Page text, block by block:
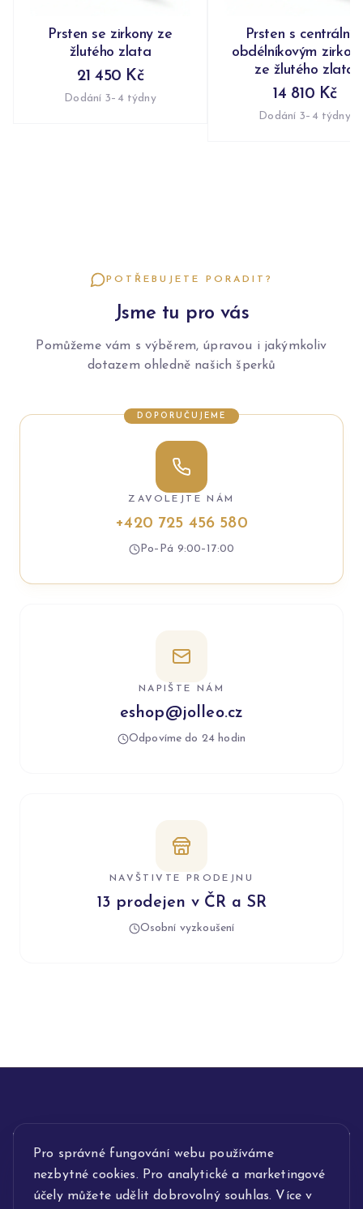
Pro správné fungování webu používáme
nezbytné cookies. Pro analytické a marketingové
účely můžete udělit dobrovolný souhlas. Více v
Prsten se zirkony ze
žlutého zlata
21 450 Kč
Dodání 3–4 týdny
Prsten s
obdélníkovým
ze žlutého zlata
14 810 Kč
Dodání 3–4 týdny
POTŘEBUJETE PORADIT?
Jsme tu pro vás
Pomůžeme vám s výběrem, úpravou i jakýmkoliv
dotazem ohledně našich šperků
DOPORUČUJEME
ZAVOLEJTE NÁM
+420 725 456 580
Po–Pá 9:00–17:00
NAPIŠTE NÁM
eshop@jolleo.cz
Odpovíme do 24 hodin
NAVŠTIVTE PRODEJNU
13 prodejen v ČR a SR
Osobní vyzkoušení
INFORMACE
POPIS SLUŽEB